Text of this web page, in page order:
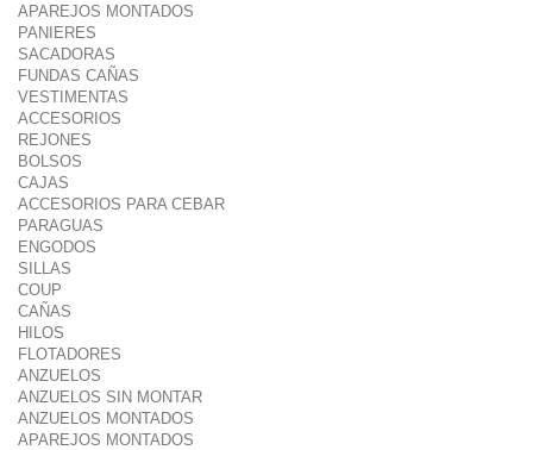
APAREJOS MONTADOS
PANIERES
SACADORAS
FUNDAS CAÑAS
VESTIMENTAS
ACCESORIOS
REJONES
BOLSOS
CAJAS
ACCESORIOS PARA CEBAR
PARAGUAS
ENGODOS
SILLAS
COUP
CAÑAS
HILOS
FLOTADORES
ANZUELOS
ANZUELOS SIN MONTAR
ANZUELOS MONTADOS
APAREJOS MONTADOS